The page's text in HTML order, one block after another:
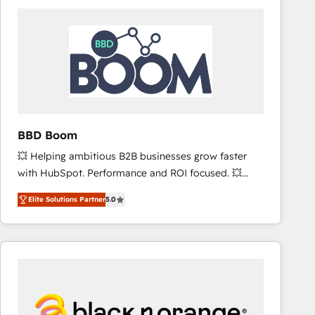
worldwide, and with over 15 years in the ecosystem,
Huble has built a track record that speaks for itself.
One company, one operating model, delivering
across offices and consulting teams in the UK, USA,
Canada, Germany, France, Belgium, Singapore, and
international offices and 175+ employees.
BBD Boom
💥 Helping ambitious B2B businesses grow faster
with HubSpot. Performance and ROI focused. 💥
BBD Boom is the HubSpot partner that can help you
to HubSpot Better. We work with your teams to
solve all your HubSpot challenges and improve user
adoption, sales process and marketing results.
HubSpot set-up for better results 🌐 Website design
and build using HubSpot 🔌 Integrating HubSpot
Elite Solutions Partner5.0